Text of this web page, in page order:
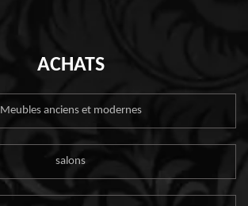
ACHATS
Meubles anciens et modernes
salons